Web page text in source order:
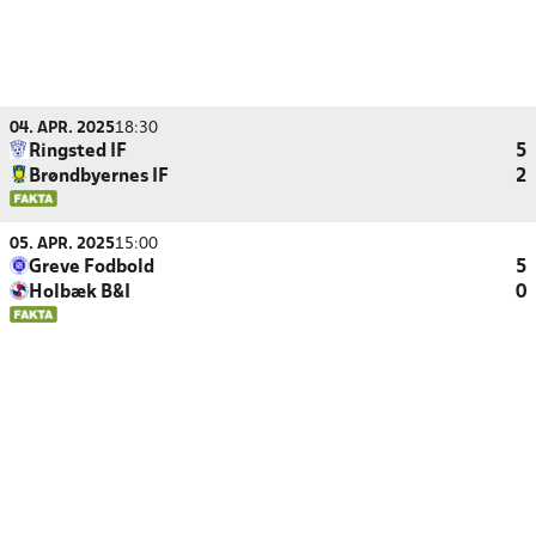
04. APR. 202518:30
Ringsted IF
5
Brøndbyernes IF
2
05. APR. 202515:00
Greve Fodbold
5
Holbæk B&I
0